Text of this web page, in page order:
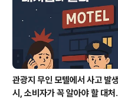
관광지 무인 모텔에서 사고 발생
시, 소비자가 꼭 알아야 할 대처